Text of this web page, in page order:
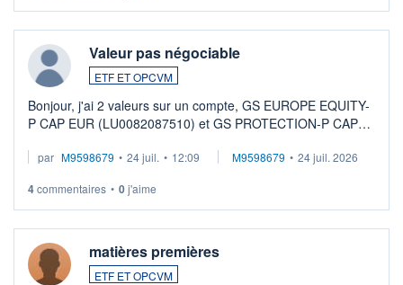
Valeur pas négociable
ETF ET OPCVM
Bonjour, j'ai 2 valeurs sur un compte, GS EUROPE EQUITY-
P CAP EUR (LU0082087510) et GS PROTECTION-P CAP
veux procéder à la vente, on me signale ...
par M9598679 • 24 juil. • 12:09 M9598679 • 24 juil. 2026
4commentaires • 0j'aime
matières premières
ETF ET OPCVM